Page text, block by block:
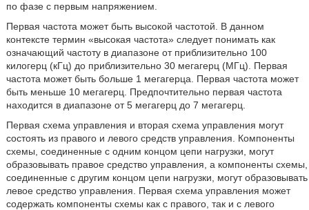
по фазе с первым напряжением.
Первая частота может быть высокой частотой. В данном
контексте термин «высокая частота» следует понимать как
означающий частоту в диапазоне от приблизительно 100
килогерц (кГц) до приблизительно 30 мегагерц (МГц). Первая
частота может быть больше 1 мегагерца. Первая частота может
быть меньше 10 мегагерц. Предпочтительно первая частота
находится в диапазоне от 5 мегагерц до 7 мегагерц.
Первая схема управления и вторая схема управления могут
состоять из правого и левого средств управления. Компоненты
схемы, соединенные с одним концом цепи нагрузки, могут
образовывать правое средство управления, а компоненты схемы,
соединенные с другим концом цепи нагрузки, могут образовывать
левое средство управления. Первая схема управления может
содержать компоненты схемы как с правого, так и с левого